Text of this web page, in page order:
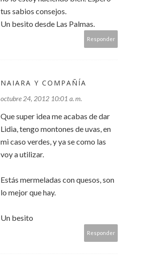
tus sabios consejos.
Un besito desde Las Palmas.
Responder
NAIARA Y COMPAÑÍA
octubre 24, 2012 10:01 a. m.
Que super idea me acabas de dar
Lidia, tengo montones de uvas, en
mi caso verdes, y ya se como las
voy a utilizar.
Estás mermeladas con quesos, son
lo mejor que hay.
Un besito
Responder